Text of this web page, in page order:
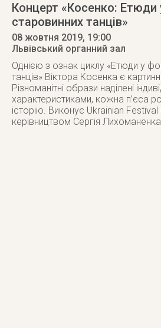
Концерт «Косенко: Етюди
старовинних танців»
08 жовтня 2019, 19:00
Львівський органний зал
Однією з ознак циклу «Етюди у
танців» Віктора Косенка є
Різноманітні образи наділені
характеристиками, кожна п’єса
історію. Виконує Ukrainian Festival
керівництвом Сергія Лихоманенка